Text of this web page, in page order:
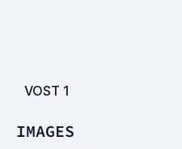
VOST 1
IMAGES